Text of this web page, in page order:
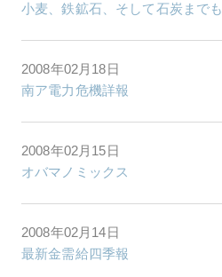
小麦、鉄鉱石、そして石炭までも
2008年02月18日
南ア電力危機詳報
2008年02月15日
オバマノミックス
2008年02月14日
最新金需給四季報